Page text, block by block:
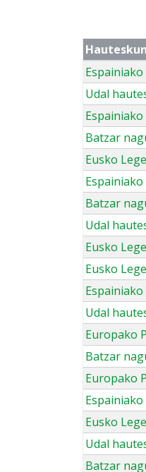
Udal
Batzar
Eusko
Batzar
Udal
Eusko
Eusko
Udal
Europako
Batzar
Europako
Eusko
Udal
Batzar